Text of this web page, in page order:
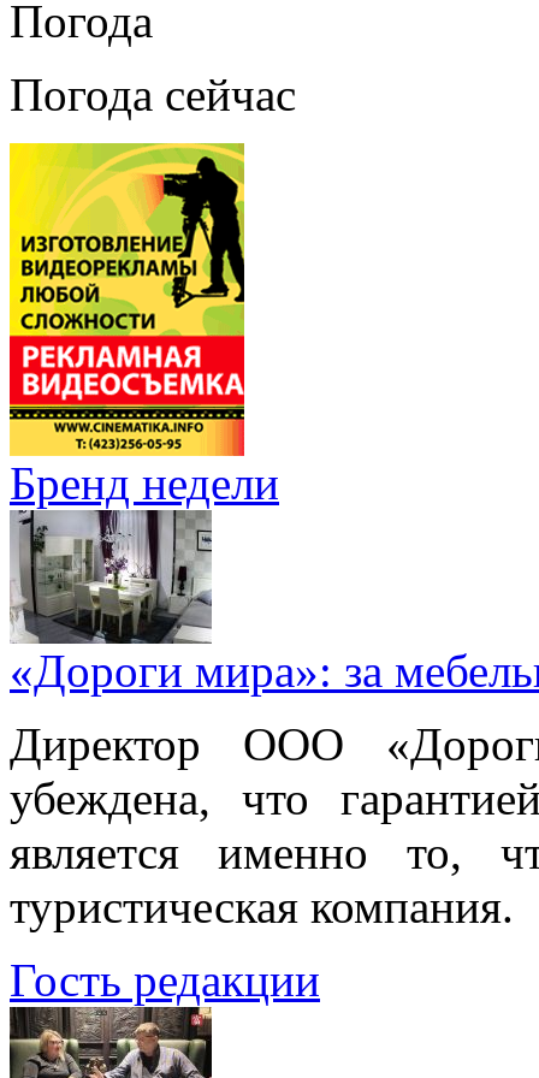
Погода
Погода сейчас
Бренд недели
«Дороги мира»: за
Директор ООО
убеждена, что
является именно то,
туристическая компания.
Гость редакции